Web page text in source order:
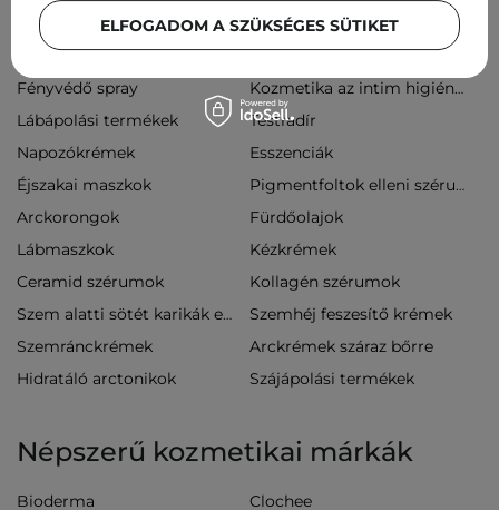
Testpermet
Önbarnító testkrém
Dezodorok
Testolajok
Fényvédő spray
Kozmetika az intim higiéniához
Lábápolási termékek
Testradír
Napozókrémek
Esszenciák
Éjszakai maszkok
Pigmentfoltok elleni szérumok
Arckorongok
Fürdőolajok
Lábmaszkok
Kézkrémek
Ceramid szérumok
Kollagén szérumok
Szem alatti sötét karikák elleni krémek
Szemhéj feszesítő krémek
Szemránckrémek
Arckrémek száraz bőrre
Hidratáló arctonikok
Szájápolási termékek
Népszerű kozmetikai márkák
Bioderma
Clochee
ELFOGADOM A SZÜKSÉGES SÜTIKET